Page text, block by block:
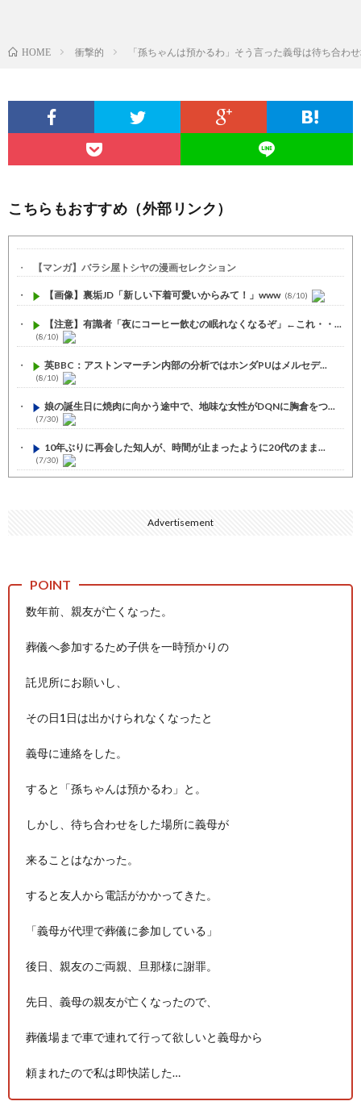
HOME 衝撃的 「孫ちゃんは預かるわ」そう言った義母は待ち合
こちらもおすすめ（外部リンク）
【マンガ】バラシ屋トシヤの漫画セレクション
【画像】裏垢JD「新しい下着可愛いからみて！」www (8/10)
【注意】有識者「夜にコーヒー飲むの眠れなくなるぞ」←これ・・...
(8/10)
英BBC：アストンマーチン内部の分析ではホンダPUはメルセデ...
(8/10)
娘の誕生日に焼肉に向かう途中で、地味な女性がDQNに胸倉をつ...
(7/30)
10年ぶりに再会した知人が、時間が止まったように20代のまま...
(7/30)
娘の誕生日に焼肉に向かう途中で、地味な女性がDQNに胸倉をつ...
人体の中身が左右非対称なのは繊毛が回転運動をして左側に流れが...
Advertisement
数年前、親友が亡くなった。
葬儀へ参加するため子供を一時預かりの
託児所にお願いし、
その日1日は出かけられなくなったと
義母に連絡をした。
すると「孫ちゃんは預かるわ」と。
しかし、待ち合わせをした場所に義母が
来ることはなかった。
すると友人から電話がかかってきた。
「義母が代理で葬儀に参加している」
後日、親友のご両親、旦那様に謝罪。
先日、義母の親友が亡くなったので、
葬儀場まで車で連れて行って欲しいと義母から
頼まれたので私は即快諾した…